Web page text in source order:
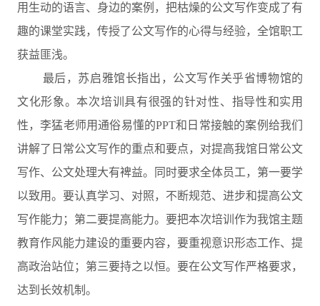
用生动的语言、身边的案例，把枯燥的公文写作变成了有
趣的课堂实践，传授了公文写作的心得与经验，全馆职工
获益匪浅。
最后，苏启雅馆长指出，公文写作关乎省博物馆的
文化形象。本次培训具有很强的针对性、指导性和实用
性，李猛老师用通俗易懂的PPT和日常接触的案例给我们
讲解了日常公文写作的重点和要点，对提高我馆日常公文
写作、公文处理大有裨益。同时要求全体员工，第一要学
以致用。要认真学习、对照，不断规范、进步和提高公文
写作能力；第二要提高能力。要把本次培训作为我馆主题
教育作风能力建设的重要内容，要重视意识形态工作、提
高政治站位；第三要持之以恒。要在公文写作严格要求，
达到长效机制。